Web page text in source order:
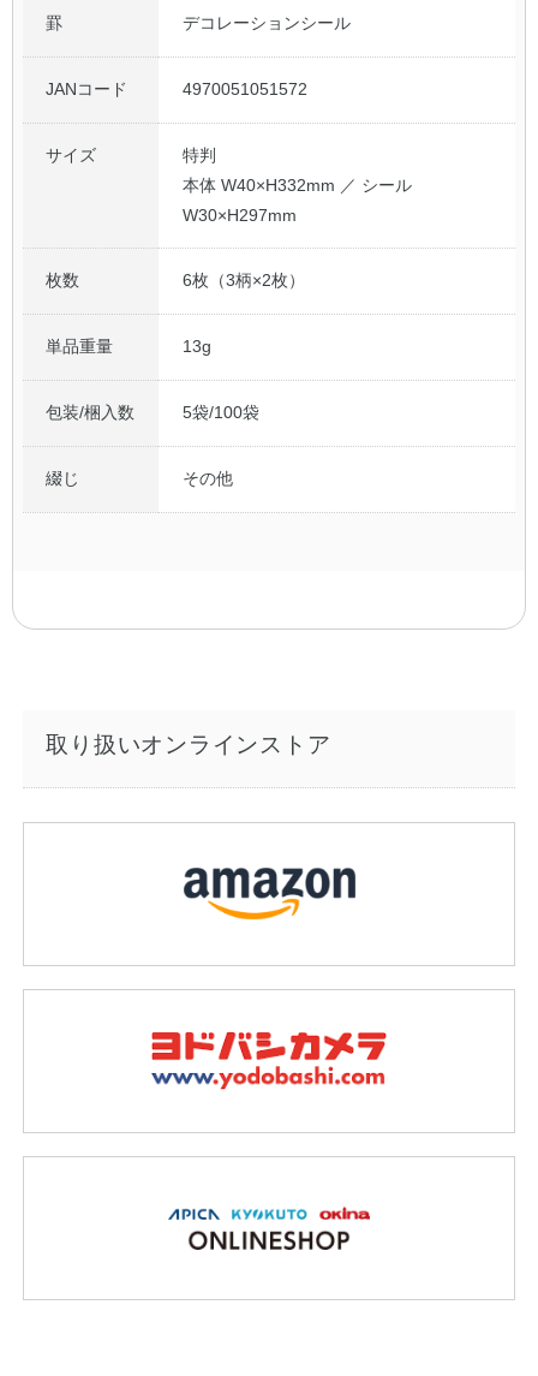
罫 デコレーションシール
JANコード 4970051051572
サイズ
特判
本体 W40×H332mm ／ シール
W30×H297mm
枚数 6枚（3柄×2枚）
単品重量 13g
包装/梱入数 5袋/100袋
綴じ その他
取り扱いオンラインストア